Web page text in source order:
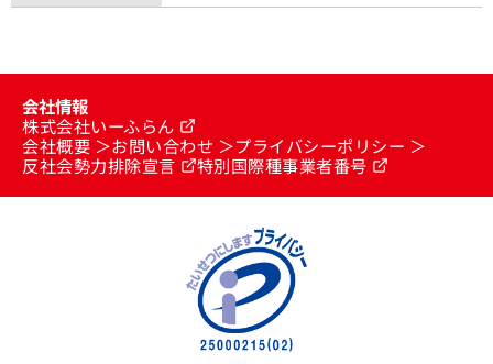
会社情報
株式会社いーふらん
会社概要
お問い合わせ
プライバシーポリシー
反社会勢力排除宣言
特別国際種事業者番号